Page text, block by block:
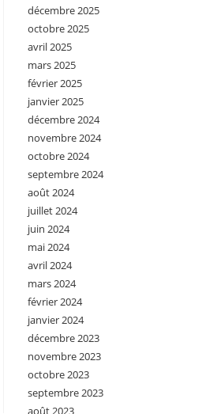
décembre 2025
octobre 2025
avril 2025
mars 2025
février 2025
janvier 2025
décembre 2024
novembre 2024
octobre 2024
septembre 2024
août 2024
juillet 2024
juin 2024
mai 2024
avril 2024
mars 2024
février 2024
janvier 2024
décembre 2023
novembre 2023
octobre 2023
septembre 2023
août 2023